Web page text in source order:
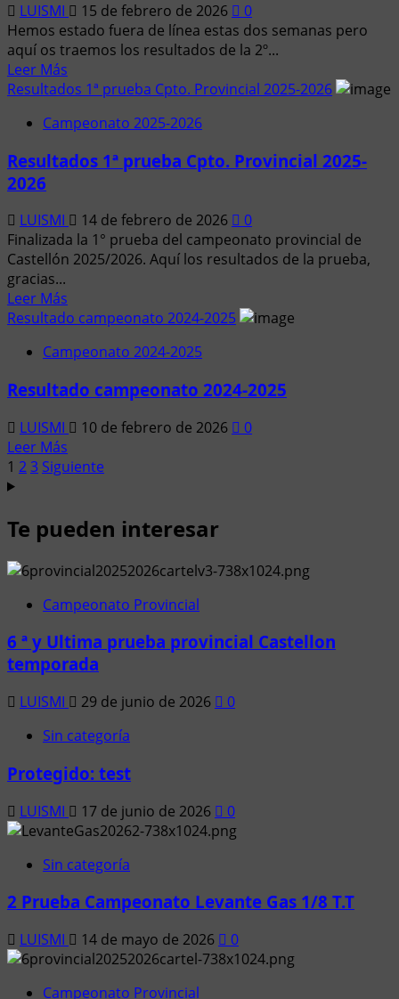
3°
Prueba
del
Campeonato
Provincial
1/8
TT
ECO
de
2025/2026
LUISMI 15 de febrero de 2026
0
Hemos estado fuera de línea estas dos semanas pero
aquí os traemos los resultados de la 2º...
Leer Más
más
de
2ª
Resultados 1ª prueba Cpto. Provincial 2025-2026
Campeonato 2025-2026
Resultados 1ª prueba Cpto. Provincial 2025-
2026
LUISMI 14 de febrero de 2026
0
Finalizada la 1° prueba del campeonato provincial de
Castellón 2025/2026. Aquí los resultados de la prueba,
gracias...
Leer Más
más
de
1ª
Cpto.
Provincial
2025-
Resultado campeonato 2024-2025
Campeonato 2024-2025
Resultado campeonato 2024-2025
LUISMI 10 de febrero de 2026
0
Leer Más
más
Resultado
2024-
Paginación
de
entradas
1 23 Siguiente
Te pueden interesar
Campeonato Provincial
6 ª y Ultima prueba provincial Castellon
temporada
LUISMI 29 de junio de 2026
0
Sin categoría
Protegido: test
LUISMI 17 de junio de 2026 0
Sin categoría
2 Prueba Campeonato Levante Gas 1/8 T.T
LUISMI 14 de mayo de 2026 0
Campeonato Provincial